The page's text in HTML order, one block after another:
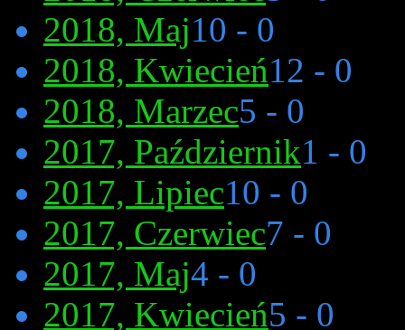
2018, Maj10 - 0
2018, Kwiecień12 - 0
2018, Marzec5 - 0
2017, Październik1 - 0
2017, Lipiec10 - 0
2017, Czerwiec7 - 0
2017, Maj4 - 0
2017, Kwiecień5 - 0